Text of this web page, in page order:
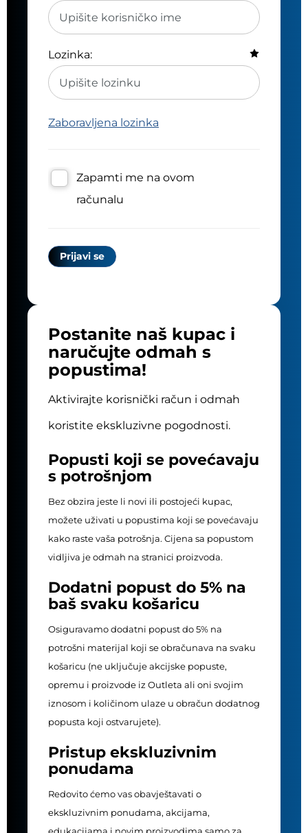
Lozinka:
Zaboravljena lozinka
Zapamti me na ovom
računalu
Postanite naš kupac i
naručujte odmah s
popustima!
Aktivirajte korisnički račun i odmah
koristite ekskluzivne pogodnosti.
Popusti koji se povećavaju
s potrošnjom
Bez obzira jeste li novi ili postojeći kupac,
možete uživati u popustima koji se povećavaju
kako raste vaša potrošnja. Cijena sa popustom
vidljiva je odmah na stranici proizvoda.
Dodatni popust do 5% na
baš svaku košaricu
Osiguravamo dodatni popust do 5% na
potrošni materijal koji se obračunava na svaku
košaricu (ne uključuje akcijske popuste,
opremu i proizvode iz Outleta ali oni svojim
iznosom i količinom ulaze u obračun dodatnog
popusta koji ostvarujete).
Pristup ekskluzivnim
ponudama
Redovito ćemo vas obavještavati o
ekskluzivnim ponudama, akcijama,